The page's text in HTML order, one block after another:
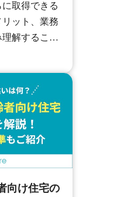
取得できる
ット、業務
解すること
向け住宅の